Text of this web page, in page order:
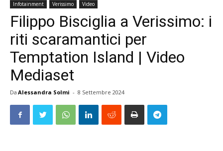
Infotainment Verissimo Video
Filippo Bisciglia a Verissimo: i
riti scaramantici per
Temptation Island | Video
Mediaset
Da Alessandra Solmi - 8 Settembre 2024